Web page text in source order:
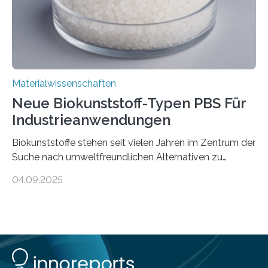
Materialwissenschaften
Neue Biokunststoff-Typen PBS Für
Industrieanwendungen
Biokunststoffe stehen seit vielen Jahren im Zentrum der
Suche nach umweltfreundlichen Alternativen zu
an fossilen Rohstoffen reduzieren, schonen Ressourcen
lassen. Genau daran arbeitet das Fraunhofer-Institut für
Angewandte Polymerforschung IAP im Potsdam
04.09.2025